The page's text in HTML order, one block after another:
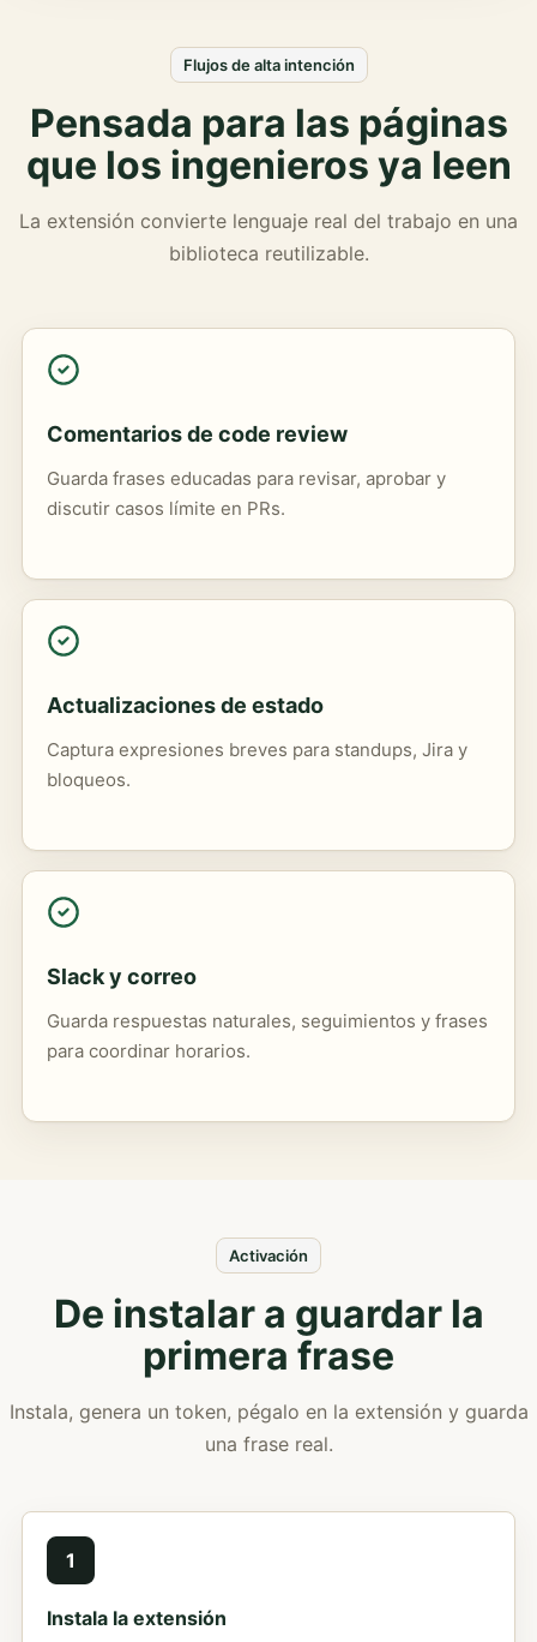
Flujos de alta intención
Pensada para las páginas
que los ingenieros ya leen
La extensión convierte lenguaje real del trabajo en una
biblioteca reutilizable.
Comentarios de code review
Guarda frases educadas para revisar, aprobar y
discutir casos límite en PRs.
Actualizaciones de estado
Captura expresiones breves para standups, Jira y
bloqueos.
Slack y correo
Guarda respuestas naturales, seguimientos y frases
para coordinar horarios.
Activación
De instalar a guardar la
primera frase
Instala, genera un token, pégalo en la extensión y guarda
una frase real.
1
Instala la extensión